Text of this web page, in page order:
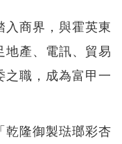
商界，與霍英東
地產、電訊、貿易
職，成為富甲一
乾隆御製琺瑯彩杏